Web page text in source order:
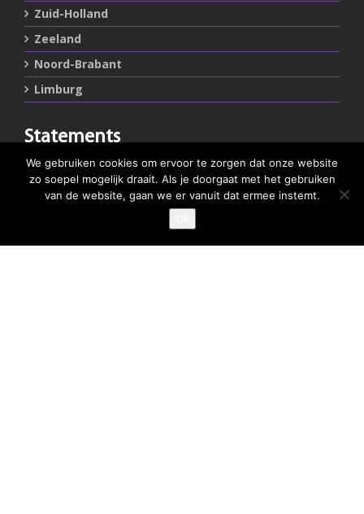
Zuid-Holland
Zeeland
Noord-Brabant
Limburg
Statements
Privacystatement
Cookiestatement
Belangrijke links
We gebruiken cookies om ervoor te zorgen dat onze website
zo soepel mogelijk draait. Als je doorgaat met het gebruiken
van de website, gaan we er vanuit dat ermee instemt.